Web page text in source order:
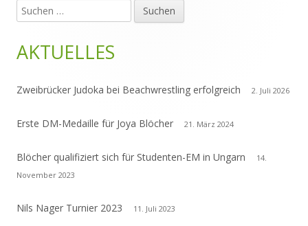
Haupt-
Seitenleiste
Suchen
nach:
AKTUELLES
Zweibrücker Judoka bei Beachwrestling erfolgreich 2. Juli 2026
Erste DM-Medaille für Joya Blöcher 21. März 2024
Blöcher qualifiziert sich für Studenten-EM in Ungarn
14.
November 2023
Nils Nager Turnier 2023 11. Juli 2023